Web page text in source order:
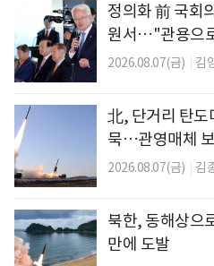
정의화 前 국회
원서…"관용으
2026.08.07(금) 김
北, 단거리 탄도
묵…관영매체
2026.08.07(금) 김
북한, 동해상으
만에 도발